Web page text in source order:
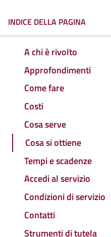
INDICE DELLA PAGINA
A chi è rivolto
Approfondimenti
Come fare
Costi
Cosa serve
Cosa si ottiene
Tempi e scadenze
Accedi al servizio
Condizioni di servizio
Contatti
Strumenti di tutela